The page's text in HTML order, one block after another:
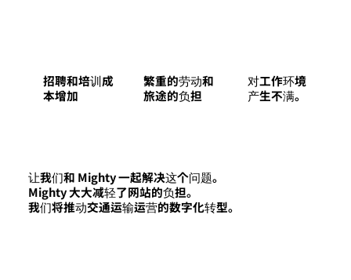
让我们和 Mighty 一起解决这个问题。
Mighty 大大减轻了网站的负担。
我们将推动交通运输运营的数字化转型。
招聘和培训成
本增加
繁重的劳动和
旅途的负担
对工作环境
产生不满。